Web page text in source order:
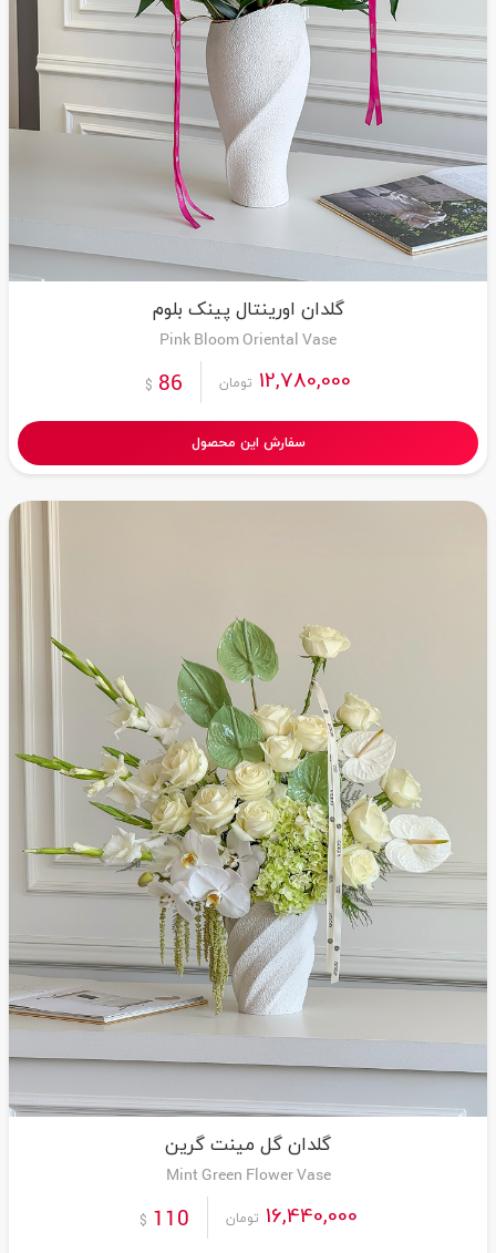
گلدان اورینتال پینک بلوم
Pink Bloom Oriental Vase
12,780,000 تومان 86
$
سفارش این محصول
گلدان گل مینت گرین
Mint Green Flower Vase
16,440,000 تومان 110
$